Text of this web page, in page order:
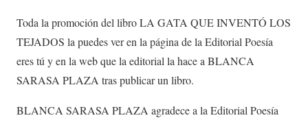
Toda la promoción del libro LA GATA QUE INVENTÓ LOS
TEJADOS la puedes ver en la página de la Editorial Poesía
eres tú y en la web que la editorial la hace a BLANCA
SARASA PLAZA tras publicar un libro.
BLANCA SARASA PLAZA agradece a la Editorial Poesía